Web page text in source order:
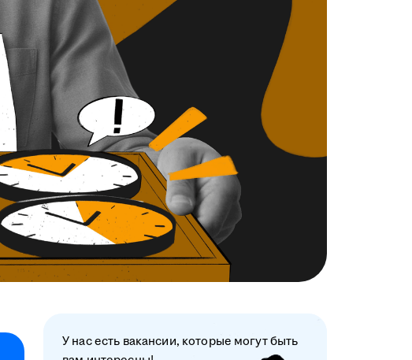
У нас есть вакансии, которые могут быть